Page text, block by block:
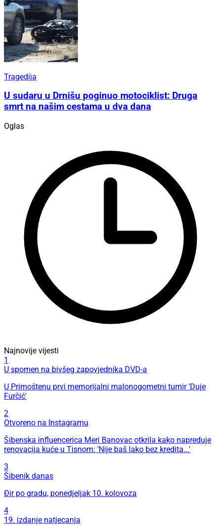
Tragedija
U sudaru u Drnišu poginuo motociklist: Druga
smrt na našim cestama u dva dana
Oglas
Najnovije vijesti
1
U spomen na bivšeg zapovjednika DVD-a
U Primoštenu prvi memorijalni malonogometni turnir 'Duje
Furčić'
2
Otvoreno na Instagramu
Šibenska influencerica Meri Banovac otkrila kako napreduje
renovacija kuće u Tisnom: 'Nije baš lako bez kredita...'
3
Šibenik danas
Đir po gradu, ponedjeljak 10. kolovoza
4
19. izdanje natjecanja